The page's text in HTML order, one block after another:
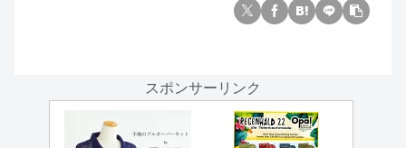
スポンサーリンク